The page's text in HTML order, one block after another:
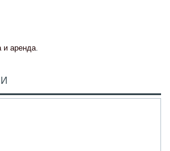
и аренда.